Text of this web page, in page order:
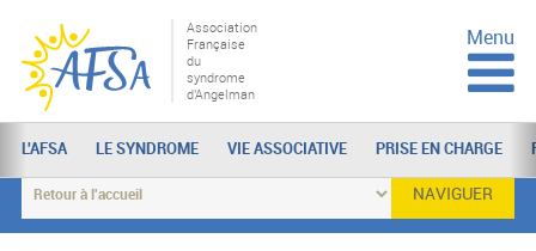
Association
Française
du
syndrome
d'Angelman
Menu
L'AFSA LE SYNDROME VIE ASSOCIATIVE PRISE EN CHARGE
NAVIGUER